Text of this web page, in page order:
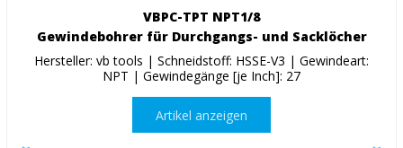
VBPC-TPT NPT1/8
Gewindebohrer für Durchgangs- und Sacklöcher
Hersteller: vb tools | Schneidstoff: HSSE-V3 | Gewindeart:
NPT | Gewindegänge [je Inch]: 27
Artikel anzeigen